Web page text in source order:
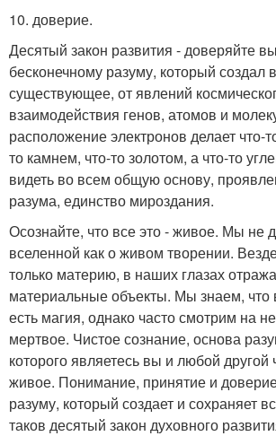
10. доверие.
Десятый закон развития - доверяйте
бесконечному разуму, который создал
существующее, от явлений
взаимодействия генов, атомов и
расположение электронов делает что-
то камнем, что-то золотом, а что-то
видеть во всем общую основу,
разума, единство мироздания.
Осознайте, что все это - живое. Мы не
вселенной как о живом творении.
только материю, в наших глазах
материальные объекты. Мы знаем, что
есть магия, однако часто смотрим на
мертвое. Чистое сознание, основа
которого являетесь вы и любой другой
живое. Понимание, принятие и
разуму, который создает и сохраняет
таков десятый закон духовного